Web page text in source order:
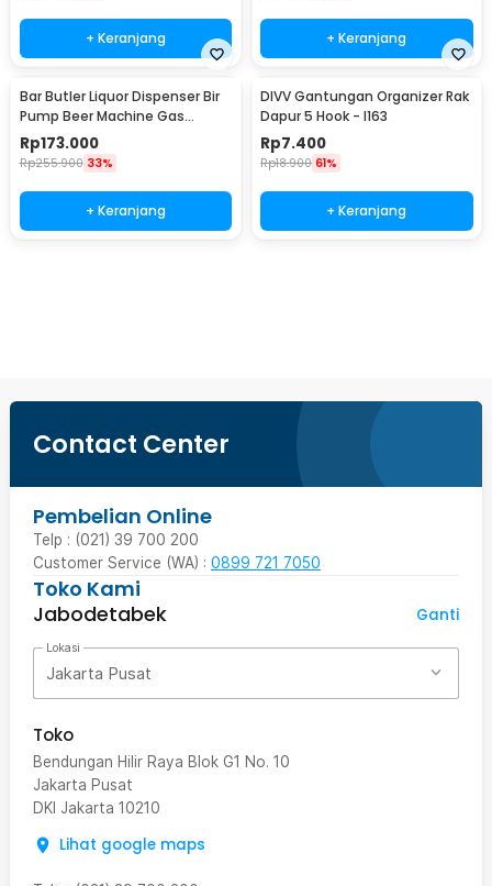
+ Keranjang + Keranjang
Bar Butler Liquor Dispenser Bir
Pump Beer Machine Gas
Station 900ml - P-36
Rp173.000
Rp255.900 33%
+ Keranjang
DIVV Gantungan Organizer Rak
Dapur 5 Hook - I163
Rp7.400
Rp18.900 61%
+ Keranjang
Contact Center
Pembelian Online
Telp : (021) 39 700 200
Customer Service (WA) : 0899 721 7050
Toko Kami
Jabodetabek
Ganti
Lokasi
Jakarta Pusat
Toko
Bendungan Hilir Raya Blok G1 No. 10
Jakarta Pusat
DKI Jakarta 10210
Lihat google maps